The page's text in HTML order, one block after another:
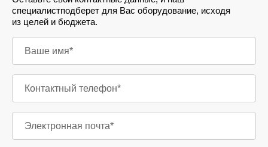
специалистподберет для Вас оборудование, исходя
из целей и бюджета.